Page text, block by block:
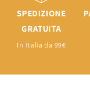
SPEDIZIONE
GRATUITA
In Italia da 99€